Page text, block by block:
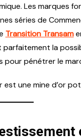
Les marques
séries de
Transition Transam
parfaitement la
pour pénétrer le
est une mine d’or